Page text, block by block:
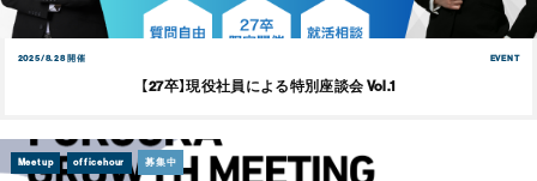
2025/8.28 開催 EVENT
【27卒】現役社員による特別座談会 Vol.1
Meetup officehour 募集中